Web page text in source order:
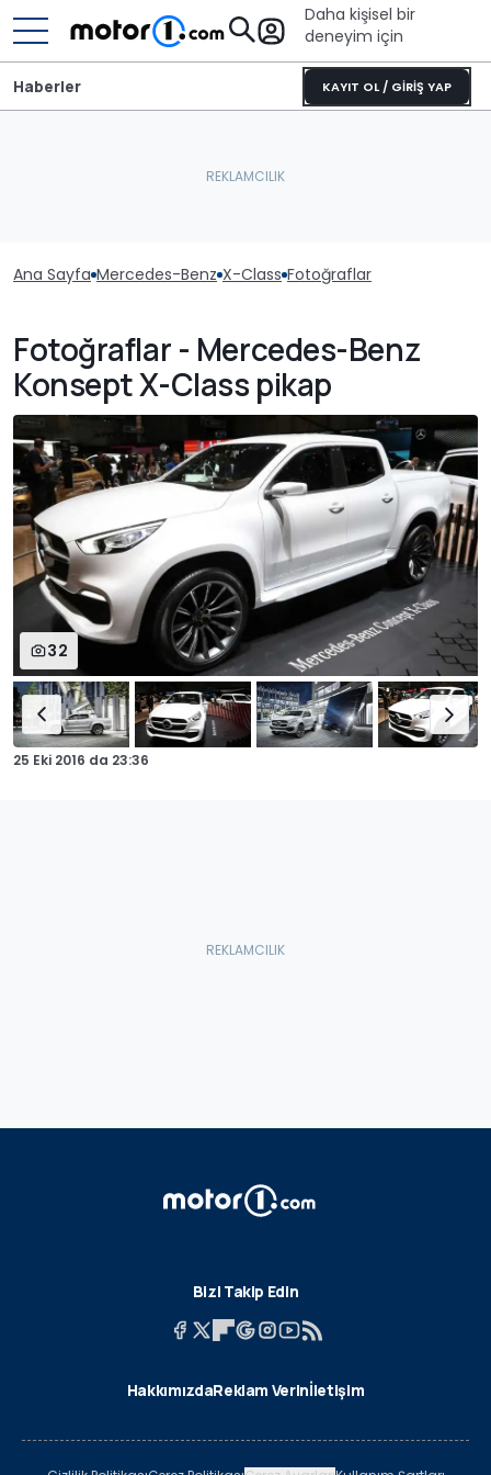
Daha kişisel bir
deneyim için
KAYIT OL / GİRİŞ YAP
Haberler
Ana Sayfa Mercedes-Benz X-Class Fotoğraflar
Fotoğraflar - Mercedes-Benz
Konsept X-Class pikap
32
25 Eki 2016 da 23:36
Bizi Takip Edin
HakkımızdaReklam Verinİletişim